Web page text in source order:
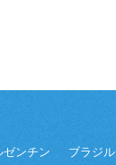
ゼンチン ブラジル